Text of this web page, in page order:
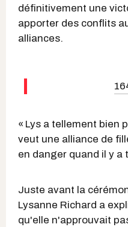
définitivement une
apporter des conflits
alliances.
« Lys a tellement bien
veut une alliance de
en danger quand il y a
Juste avant la
Lysanne Richard a
qu'elle n'approuvait